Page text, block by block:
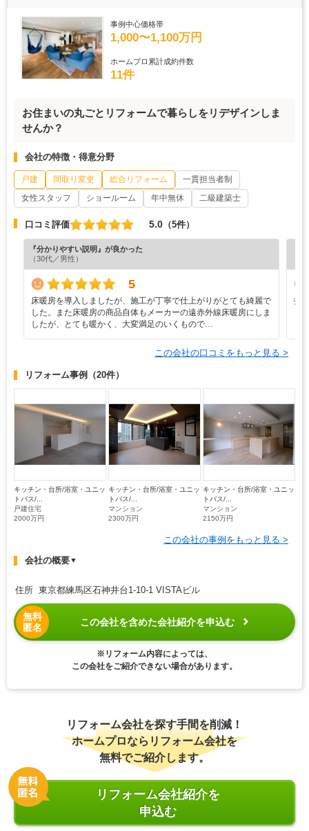
事例中心価格帯
1,000〜1,100万円
ホームプロ累計成約件数
11件
お住まいの丸ごとリフォームで暮らしをリデザインしま
せんか？
会社の特徴・得意分野
戸建 間取り変更 総合リフォーム
一貫担当者制
女性スタッフ
ショールーム 年中無休 二級建築士
口コミ評価 5.0 （5件）
『分かりやすい説明』が良かった
（30代／男性）
5
床暖房を導入しましたが、施工が丁寧で仕上がりがとても綺麗で
した。また床暖房の商品自体もメーカーの遠赤外線床暖房にしま
したが、とても暖かく、大変満足のいくもので…
打
この会社の口コミをもっと見る >
リフォーム事例 （20件）
キッチン・台所/浴室・ユニッ
トバス/...
戸建住宅
2000万円
キッチン・台所/浴室・ユニッ
トバス/...
マンション
2300万円
キッチン・台所/浴室・ユニッ
トバス/...
マンション
2150万円
この会社の事例をもっと見る >
会社の概要▼
住所 東京都練馬区石神井台1-10-1 VISTAビル
無料
匿名
この会社を含めた会社紹介を申込む
※リフォーム内容によっては、
この会社をご紹介できない場合があります。
リフォーム会社を探す手間を削減！
ホームプロならリフォーム会社を
無料でご紹介します。
リフォーム会社紹介を
申込む